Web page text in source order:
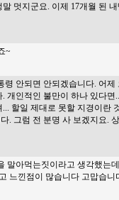
멋지군요. 이제 17개월 된
~
령 안되면 안되겠습니다. 어
개인적인 불만이 하나 있다
할일 제대로 못할 지경이란
. 그럼 전 분명 사 보겠지요.
말아먹는짓이라고 생각했는
느낀점이 많습니다 고맙습